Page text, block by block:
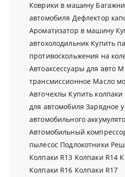
Коврики в машину
автомобиля Дефлектор
Ароматизатор в машину
автохолодильник Купить
противоскольжения на
Автоаксессуары для авто
трансмиссионное Масло
Авточехлы Купить колпаки
для автомобиля Зарядное
автомобильного
Автомобильный
пылесос Подлокотники
Колпаки R13 Колпаки R14
Колпаки R16 Колпаки R17